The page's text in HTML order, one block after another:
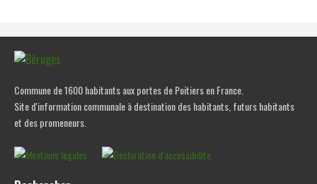
Commune de 1600 habitants aux portes de Poitiers en France.
Site d'information communale à destination des habitants, futurs habitants
et des promeneurs.